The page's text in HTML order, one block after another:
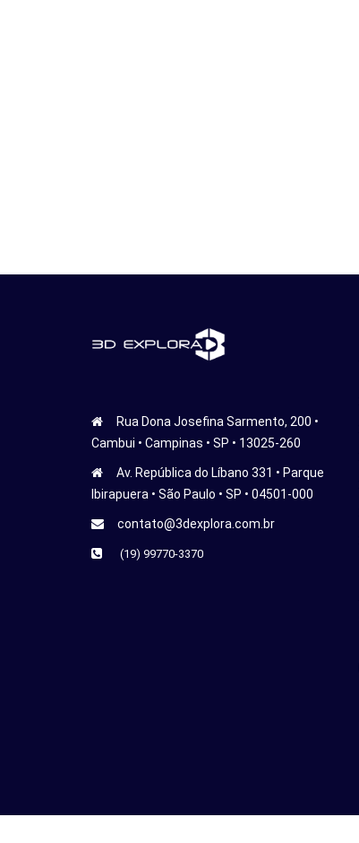
Rua Dona Josefina Sarmento, 200 •
Cambui • Campinas • SP • 13025-260
Av. República do Líbano 331 • Parque
Ibirapuera • São Paulo • SP • 04501-000
contato@3dexplora.com.br
(19) 99770-3370